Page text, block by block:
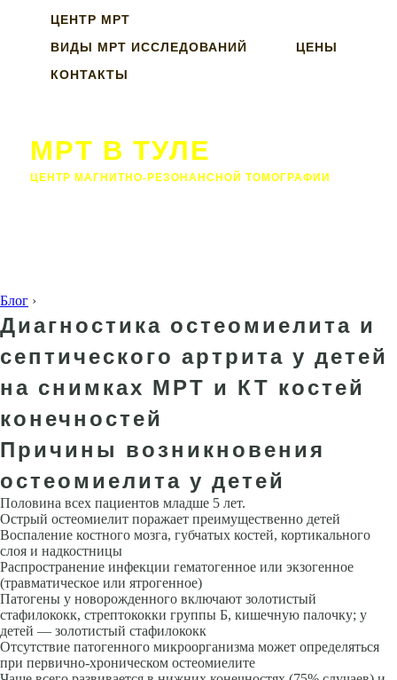
ЦЕНТР МРТ
ВИДЫ МРТ ИССЛЕДОВАНИЙ
ЦЕНЫ
КОНТАКТЫ
МРТ В ТУЛЕ
ЦЕНТР МАГНИТНО-РЕЗОНАНСНОЙ ТОМОГРАФИИ
Блог ›
Диагностика остеомиелита и
септического артрита у детей
на снимках МРТ и КТ костей
конечностей
Причины возникновения
остеомиелита у детей
Половина всех пациентов младше 5 лет.
Острый остеомиелит поражает преимущественно детей
Воспаление костного мозга, губчатых костей, кортикального
слоя и над­костницы
Распространение инфекции гематогенное или экзогенное
(травматическое или ятрогенное)
Патогены у новорожденного включа­ют золотистый
стафилококк, стрептококки группы Б, кишечную палочку; у
детей — золотистый стафилококк
Отсутствие патогенного микроор­ганизма может определяться
при первично-хроническом остеомиелите